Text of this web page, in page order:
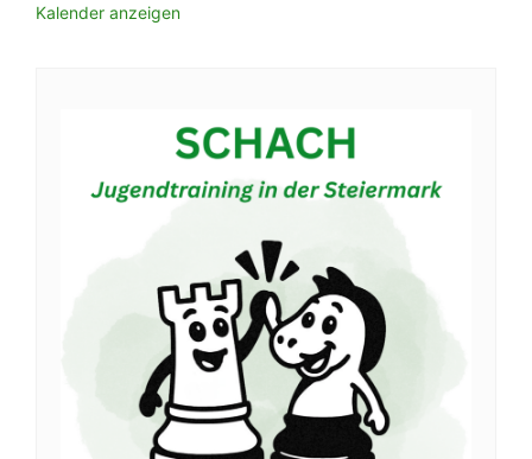
Kalender anzeigen